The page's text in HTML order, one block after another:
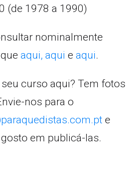
(de 1978 a 1990)
nominalmente
aqui, aqui e aqui.
curso aqui? Tem fotos
nos para o
e
em publicá-las.